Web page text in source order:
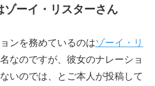
ゾーイ・リスターさん
ンを務めているのはゾーイ・リ
なのですが、彼女のナレーショ
いのでは、とご本人が投稿して